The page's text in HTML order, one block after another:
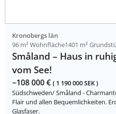
Kronobergs län
96 m² Wohnfläche1401 m²
Småland – Haus in
vom See!
~108 000 € ( 1 190 000 SEK )
Südschweden/ Småland -
Flair und allen Bequemlichkeiten.
Glasfaser.